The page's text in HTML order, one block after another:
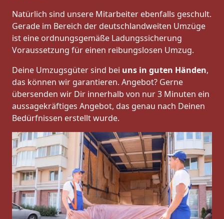
Natürlich sind unsere Mitarbeiter ebenfalls geschult.
Gerade im Bereich der deutschlandweiten Umzüge
ist eine ordnungsgemäße Ladungssicherung
Voraussetzung für einen reibungslosen Umzug.
Deine Umzugsgüter sind bei uns in guten Händen,
das können wir garantieren. Angebot? Gerne
übersenden wir Dir innerhalb von nur 3 Minuten ein
aussagekräftiges Angebot, das genau nach Deinen
Bedürfnissen erstellt wurde.